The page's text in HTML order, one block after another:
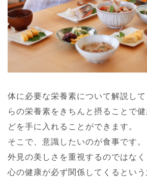
体に必要な栄養素について解説し
らの栄養素をきちんと摂ることで
どを手に入れることができます。
そこで、意識したいのが食事です。
外見の美しさを重視するのではな
心の健康が必ず関係してくるとい